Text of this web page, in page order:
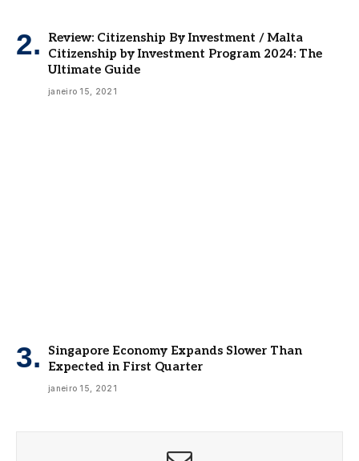
Review: Citizenship By Investment / Malta
Citizenship by Investment Program 2024: The
Ultimate Guide
janeiro 15, 2021
Singapore Economy Expands Slower Than
Expected in First Quarter
janeiro 15, 2021